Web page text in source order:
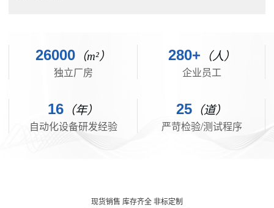
26000 （m²）
独立厂房
280+ （人）
企业员工
16 （年）
自动化设备研发经验
25 （道）
严苛检验/测试程序
现货销售 库存齐全 非标定制